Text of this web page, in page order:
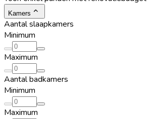
Kamers
Aantal slaapkamers
Minimum
Maximum
Aantal badkamers
Minimum
Maximum